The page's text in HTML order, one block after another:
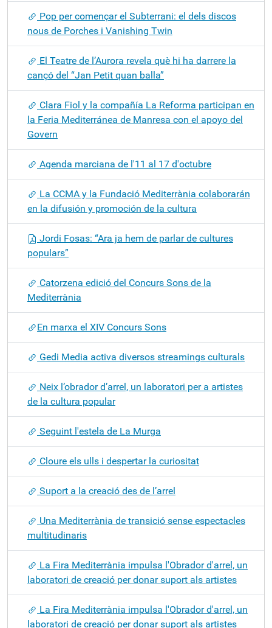
Pop per començar el Subterrani: el dels discos
nous de Porches i Vanishing Twin
El Teatre de l’Aurora revela què hi ha darrere la
cançó del “Jan Petit quan balla”
Clara Fiol y la compañía La Reforma participan en
la Feria Mediterránea de Manresa con el apoyo del
Govern
Agenda marciana de l'11 al 17 d'octubre
La CCMA y la Fundació Mediterrània colaborarán
en la difusión y promoción de la cultura
Jordi Fosas: “Ara ja hem de parlar de cultures
populars”
Catorzena edició del Concurs Sons de la
Mediterrània
​En marxa el XIV Concurs Sons
Gedi Media activa diversos streamings culturals
Neix l’obrador d’arrel, un laboratori per a artistes
de la cultura popular
Seguint l'estela de La Murga
Cloure els ulls i despertar la curiositat
Suport a la creació des de l’arrel
Una Mediterrània de transició sense espectacles
multitudinaris
La Fira Mediterrània impulsa l'Obrador d'arrel, un
laboratori de creació per donar suport als artistes
La Fira Mediterrània impulsa l'Obrador d'arrel, un
laboratori de creació per donar suport als artistes